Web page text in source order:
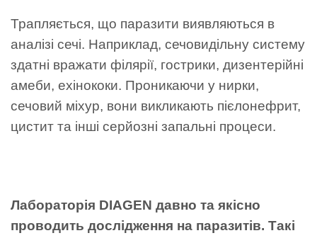
Трапляється, що паразити виявляються в
аналізі сечі. Наприклад, сечовидільну систему
здатні вражати філярії, гострики, дизентерійні
амеби, ехінококи. Проникаючи у нирки,
сечовий міхур, вони викликають пієлонефрит,
цистит та інші серйозні запальні процеси.
Лабораторія DIAGEN давно та якісно
проводить дослідження на паразитів. Такі